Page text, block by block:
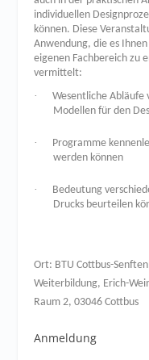
individuellen
können. Diese
Anwendung, die es
eigenen Fachbereich zu
vermittelt:
·
Wesentliche Abläufe
Modellen für den
·
Programme
werden können
·
Bedeutung
Drucks beurteilen
Ort: BTU Cottbus-
Weiterbildung, Erich-
Raum 2, 03046 Cottbus
Anmeldung